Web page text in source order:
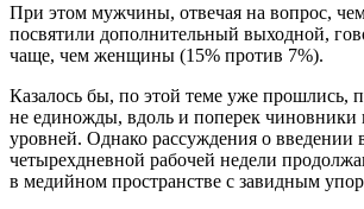
При этом мужчины, отвечая на вопрос,
посвятили дополнительный выходной,
чаще, чем женщины (15% против 7%).
Казалось бы, по этой теме уже прошлись,
не единожды, вдоль и поперек чиновники
уровней. Однако рассуждения о введении
четырехдневной рабочей недели
в медийном пространстве с завидным